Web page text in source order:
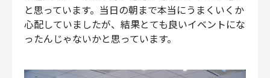
と思っています。当日の朝まで本当にうまくいくか
心配していましたが、結果とても良いイベントにな
ったんじゃないかと思っています。